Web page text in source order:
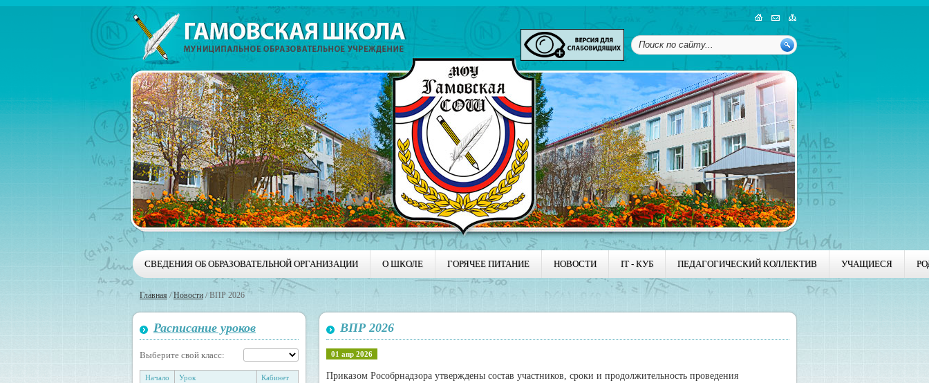
СВЕДЕНИЯ ОБ ОБРАЗОВАТЕЛЬНОЙ ОРГАНИЗАЦИИ О ШКОЛЕ ГОРЯЧЕЕ ПИТАНИЕ НОВОСТИ IT - КУБ ПЕДАГОГИЧЕСКИЙ КОЛЛЕКТИВ УЧАЩИЕСЯ
Главная /Новости / ВПР 2026
Расписание уроков
Выберите свой класс:
Начало Урок Кабинет
ВПР 2026
01 апр 2026
Приказом Рособрнадзора утверждены состав участников, сроки и продолжительность проведения